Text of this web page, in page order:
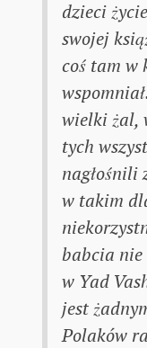
dzieci
swojej
coś tam w
wielki żal,
tych
nagłośnili
w takim
babcia
w Yad
jest
Polaków